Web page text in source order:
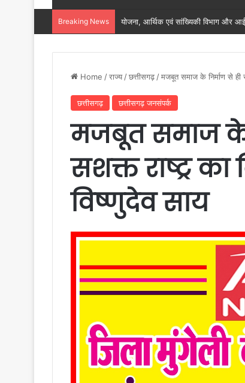
Breaking News रायगढ़ में विकास को मिल रही नई रफ्तार,
Home /राज्य /छत्तीसगढ़ /मजबूत समाज के निर्माण से ही
छत्तीसगढ़ छत्तीसगढ़ जनसंपर्क
मजबूत समाज के
सशक्त राष्ट्र
विष्णुदेव साय